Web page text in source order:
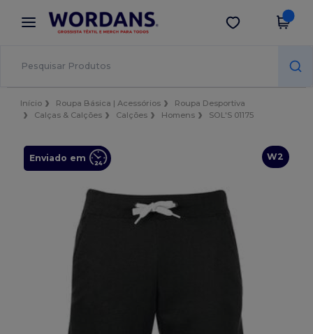
× App Wordans
Melhores preços na app!
Obter app
Início Roupa Básica | Acessórios
Roupa Desportiva
Calças & Calções
Calções Homens SOL'S 01175
W2
Enviado em